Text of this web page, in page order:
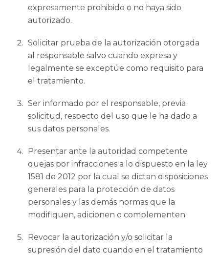
expresamente prohibido o no haya sido
autorizado.
Solicitar prueba de la autorización otorgada
al responsable salvo cuando expresa y
legalmente se exceptúe como requisito para
el tratamiento.
Ser informado por el responsable, previa
solicitud, respecto del uso que le ha dado a
sus datos personales.
Presentar ante la autoridad competente
quejas por infracciones a lo dispuesto en la ley
1581 de 2012 por la cual se dictan disposiciones
generales para la protección de datos
personales y las demás normas que la
modifiquen, adicionen o complementen.
Revocar la autorización y/o solicitar la
supresión del dato cuando en el tratamiento